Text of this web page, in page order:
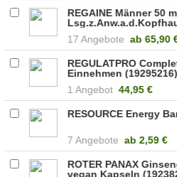
REGAINE Männer 50
17 Angebote ab 65,90
REGULATPRO
Einnehmen (19295216)
1 Angebot 44,95 €
RESOURCE Energy
7 Angebote ab 2,59 €
ROTER PANAX
vegan Kapseln